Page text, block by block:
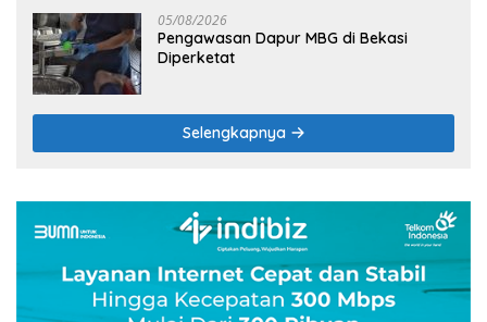
05/08/2026
Pengawasan Dapur MBG di Bekasi
Diperketat
Selengkapnya